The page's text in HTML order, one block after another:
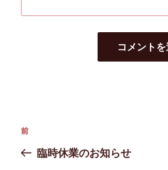
投
前
の
前
臨時休業のお知らせ